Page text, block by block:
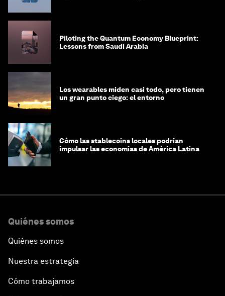
Piloting the Quantum Economy Blueprint:
Lessons from Saudi Arabia
Los wearables miden casi todo, pero tienen
un gran punto ciego: el entorno
Cómo las stablecoins locales podrían
impulsar las economías de América Latina
Quiénes somos
Quiénes somos
Nuestra estrategia
Cómo trabajamos